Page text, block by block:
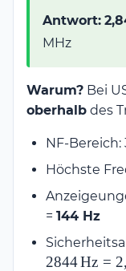
Antwort:
MHz
Warum? Bei
oberhalb des
NF-Bereich:
Höchste
= 144 Hz
2844Hz = 2,